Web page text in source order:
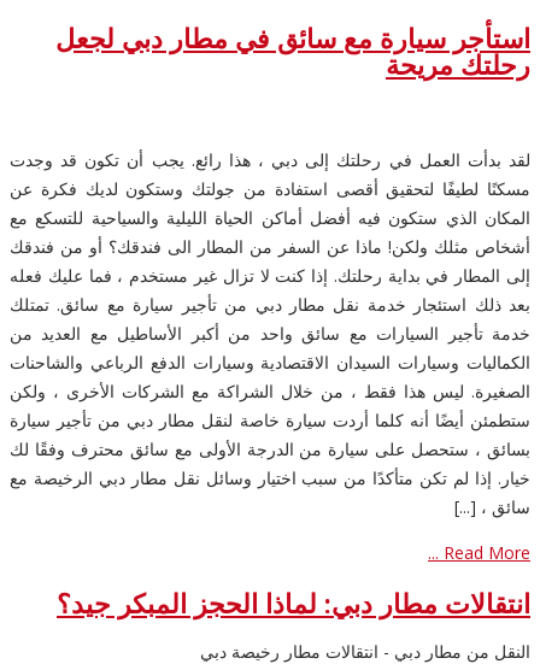
استأجر سيارة مع سائق في مطار دبي لجعل
رحلتك مريحة
لقد بدأت العمل في رحلتك إلى دبي ، هذا رائع. يجب أن تكون قد وجدت
مسكنًا لطيفًا لتحقيق أقصى استفادة من جولتك وستكون لديك فكرة عن
المكان الذي ستكون فيه أفضل أماكن الحياة الليلية والسياحية للتسكع مع
أشخاص مثلك ولكن! ماذا عن السفر من المطار الى فندقك؟ أو من فندقك
إلى المطار في بداية رحلتك. إذا كنت لا تزال غير مستخدم ، فما عليك فعله
بعد ذلك استئجار خدمة نقل مطار دبي من تأجير سيارة مع سائق. تمتلك
خدمة تأجير السيارات مع سائق واحد من أكبر الأساطيل مع العديد من
الكماليات وسيارات السيدان الاقتصادية وسيارات الدفع الرباعي والشاحنات
الصغيرة. ليس هذا فقط ، من خلال الشراكة مع الشركات الأخرى ، ولكن
ستطمئن أيضًا أنه كلما أردت سيارة خاصة لنقل مطار دبي من تأجير سيارة
بسائق ، ستحصل على سيارة من الدرجة الأولى مع سائق محترف وفقًا لك
خيار. إذا لم تكن متأكدًا من سبب اختيار وسائل نقل مطار دبي الرخيصة مع
سائق ، [...]
Read More ...
انتقالات مطار دبي: لماذا الحجز المبكر جيد؟
النقل من مطار دبي - انتقالات مطار رخيصة دبي